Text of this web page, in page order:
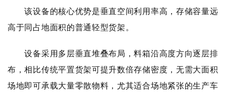
该设备的核心优势是垂直空间利用率高，存储容量远
高于同占地面积的普通轻型货架。
设备采用多层垂直堆叠布局，料箱沿高度方向逐层排
布，相比传统平置货架可提升数倍存储密度，无需大面积
场地即可承载大量零散物料，尤其适合场地紧张的生产车